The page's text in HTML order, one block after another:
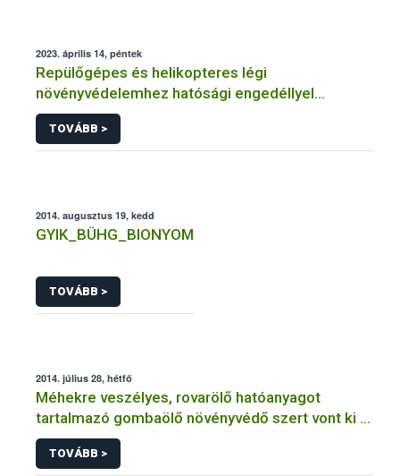
2023. április 14, péntek
Repülőgépes és helikopteres légi
növényvédelemhez hatósági engedéllyel
rendelkező szervezetek
TOVÁBB >
2014. augusztus 19, kedd
GYIK_BÜHG_BIONYOM
TOVÁBB >
2014. július 28, hétfő
Méhekre veszélyes, rovarölő hatóanyagot
tartalmazó gombaölő növényvédő szert vont ki a
forgalomból a NÉBIH
TOVÁBB >